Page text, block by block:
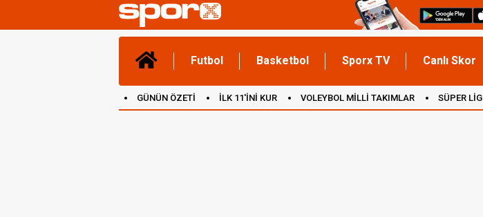
Futbol Basketbol Sporx TV Canlı Skor
GÜNÜN ÖZETİ İLK 11'İNİ KUR VOLEYBOL MİLLİ TAKIMLAR SÜPER LİG